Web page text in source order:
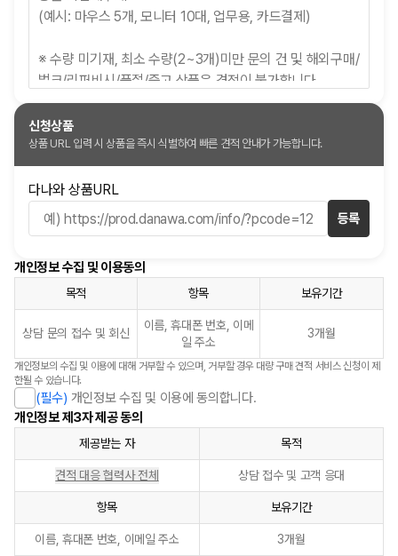
신청상품
상품 URL 입력 시 상품을 즉시 식별하여 빠른 견적 안내가 가능합니다.
다나와 상품URL
등록
개인정보 수집 및 이용동의
목적 항목 보유기간
상담 문의 접수 및 회신
이름, 휴대폰 번호, 이메
일 주소
3개월
개인정보의 수집 및 이용에 대해 거부할 수 있으며, 거부할 경우 대량 구매 견적 서비스 신청이 제
한될 수 있습니다.
(필수) 개인정보 수집 및 이용에 동의합니다.
개인정보 제3자 제공 동의
제공받는 자 목적
견적 대응 협력사 전체 상담 접수 및 고객 응대
항목 보유기간
이름, 휴대폰 번호, 이메일 주소 3개월